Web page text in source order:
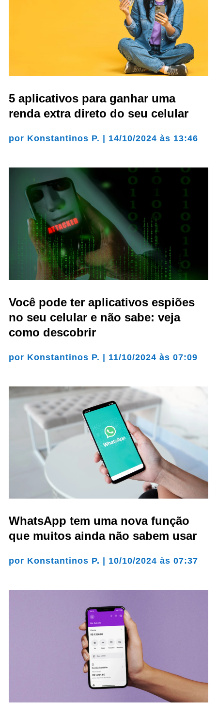
5 aplicativos para ganhar uma
renda extra direto do seu celular
por Konstantinos P. | 14/10/2024 às 13:46
Você pode ter aplicativos espiões
no seu celular e não sabe: veja
como descobrir
por Konstantinos P. | 11/10/2024 às 07:09
WhatsApp tem uma nova função
que muitos ainda não sabem usar
por Konstantinos P. 10/10/2024 às 07:37